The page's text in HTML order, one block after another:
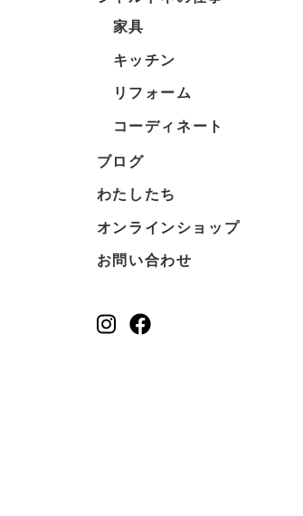
家具
キッチン
リフォーム
コーディネート
ブログ
わたしたち
オンラインショップ
お問い合わせ